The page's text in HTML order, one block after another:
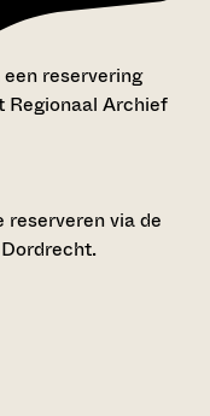
reservering
Regionaal Archief
reserveren via de